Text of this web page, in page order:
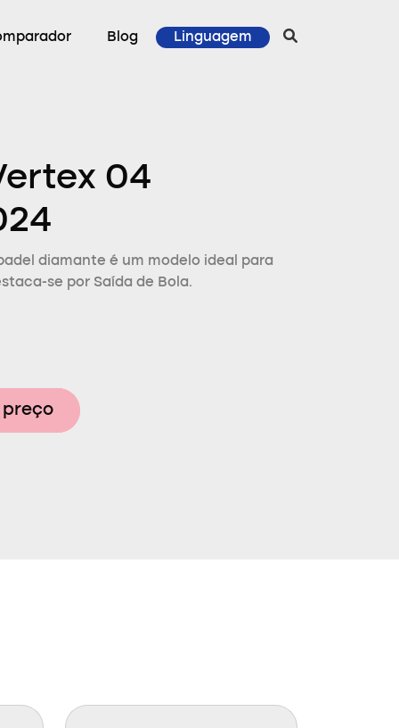
Blog Linguagem
04
diamante é um modelo ideal para
se por Saída de Bola.
preço